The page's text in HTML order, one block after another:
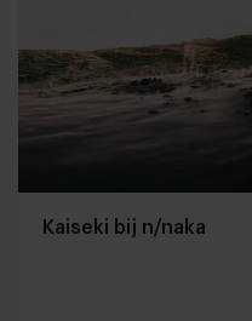
Kaiseki bij n/naka